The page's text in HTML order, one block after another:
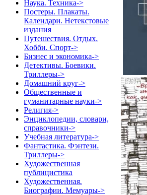
Наука. Техника->
Постеры. Плакаты.
Календари. Нетекстовые
издания
Путешествия. Отдых.
Хобби. Спорт->
Бизнес и экономика->
Детективы. Боевики.
Триллеры->
Домашний круг->
Общественные и
гуманитарные науки->
Религия->
Энциклопедии, словари,
справочники->
Учебная литература->
Фантастика. Фэнтези.
Триллеры->
Художественная
публицистика
Художественная.
Биографии. Мемуары->